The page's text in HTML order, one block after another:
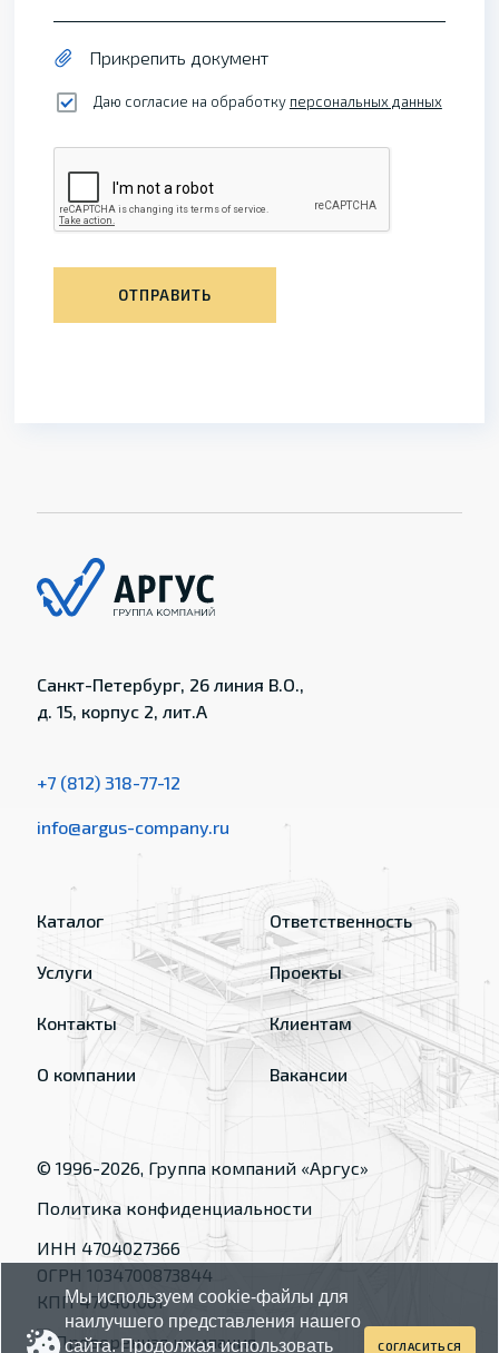
Прикрепить документ
Даю согласие на обработку персональных данных
ОТПРАВИТЬ
Санкт-Петербург, 26 линия В.О.,
д. 15, корпус 2, лит.А
+7 (812) 318-77-12
info@argus-company.ru
Каталог
Услуги
Контакты
О компании
Ответственность
Проекты
Клиентам
Вакансии
© 1996-2026, Группа компаний «Аргус»
Политика конфиденциальности
ИНН 4704027366
ОГРН 1034700873844
КПП 470401001
Мы используем cookie-файлы для
наилучшего представления нашего
сайта. Продолжая использовать
СОГЛАСИТЬСЯ